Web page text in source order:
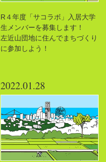
R４年度「サコラボ」入居大学
生メンバーを募集します！
左近山団地に住んでまちづくり
に参加しよう！
2022.01.28